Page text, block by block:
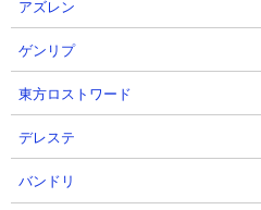
【攻略概要】
「Tekron R」さんの攻略動画です
ゃんコンボでは研究力を盛ってい
ラーメン道、ダンサー、エクスプ
田サンタ、サトルを編成していま
しまったあたりから負け試合の気
アズレン
ゲンリプ
東方ロストワード
デレステ
バンドリ